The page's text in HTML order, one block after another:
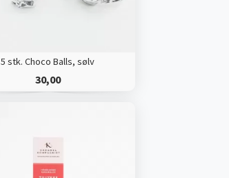
5 stk. Choco Balls, sølv
30,00